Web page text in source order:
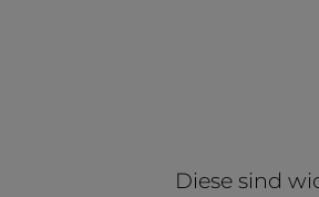
Diese sind